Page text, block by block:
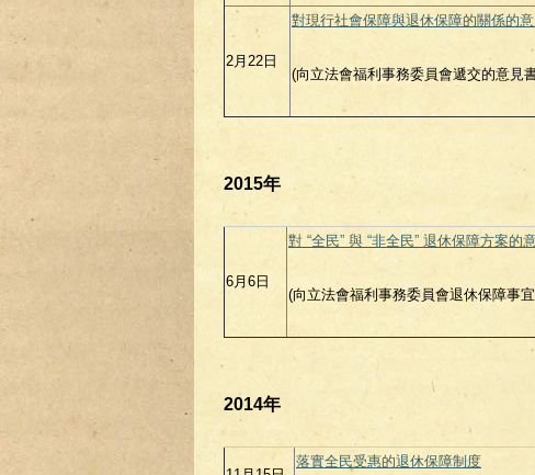
2月22日
對現行社會保障與退休保障的關係的意
(向立法會福利事務委員會遞交的意見
2015年
6月6日
對 “全民” 與 “非全民” 退休保障方案的
(向立法會福利事務委員會退休保障事
2014年
落實全民受惠的退休保障制度